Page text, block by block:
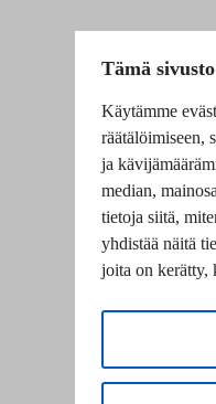
Tämä
Käytämme
räätälöimiseen,
ja
median,
tietoja siitä,
yhdistää näitä
joita on kerätty,